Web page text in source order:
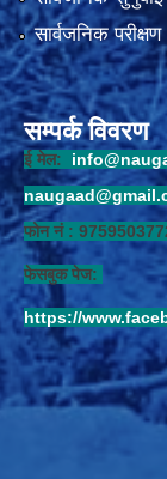
सार्वजनिक परीक्षण
सम्पर्क विवरण
ई मेल:
फोन नं :
फेसबुक पेज:
https://